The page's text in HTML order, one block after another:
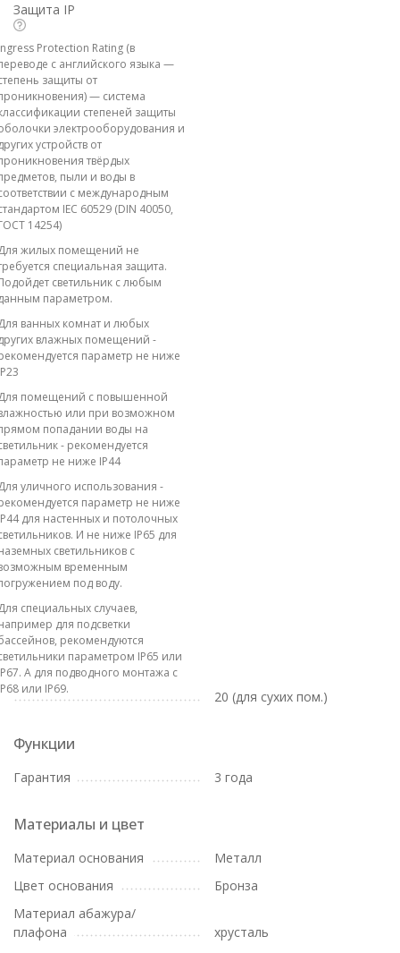
Защита IP
Protection Rating (в
с английского языка —
защиты от
— система
степеней защиты
электрооборудования и
устройств от
твёрдых
пыли и воды в
с международным
IEC 60529 (DIN 40050,
14254)
жилых помещений не
специальная защита.
светильник с любым
параметром.
ванных комнат и любых
влажных помещений -
параметр не ниже
помещений с повышенной
или при возможном
попадании воды на
- рекомендуется
не ниже IP44
уличного использования -
параметр не ниже
для настенных и потолочных
И не ниже IP65 для
светильников с
временным
под воду.
специальных случаев,
для подсветки
рекомендуются
параметром IP65 или
А для подводного монтажа с
или IP69.
20 (для сухих пом.)
Функции
Гарантия 3 года
Материалы и цвет
Материал основания
Металл
Цвет основания
Бронза
Материал абажура/
плафона
хрусталь